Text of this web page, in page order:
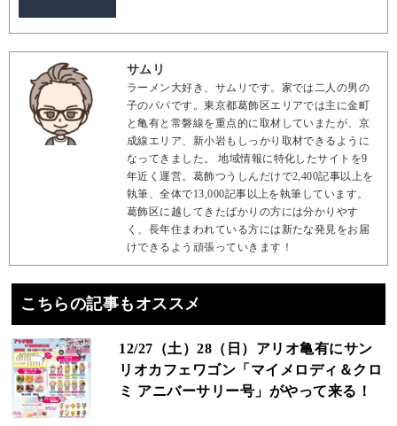
サムリ
ラーメン大好き、サムリです。家では二人の男の
子のパパです。東京都葛飾区エリアでは主に金町
と亀有と常磐線を重点的に取材していまたが、京
成線エリア、新小岩もしっかり取材できるように
なってきました。 地域情報に特化したサイトを9
年近く運営。葛飾つうしんだけで2,400記事以上を
執筆、全体で13,000記事以上を執筆しています。
葛飾区に越してきたばかりの方には分かりやす
く、長年住まわれている方には新たな発見をお届
けできるよう頑張っていきます！
こちらの記事もオススメ
12/27（土）28（日）アリオ亀有にサン
リオカフェワゴン「マイメロディ＆クロ
ミ アニバーサリー号」がやって来る！